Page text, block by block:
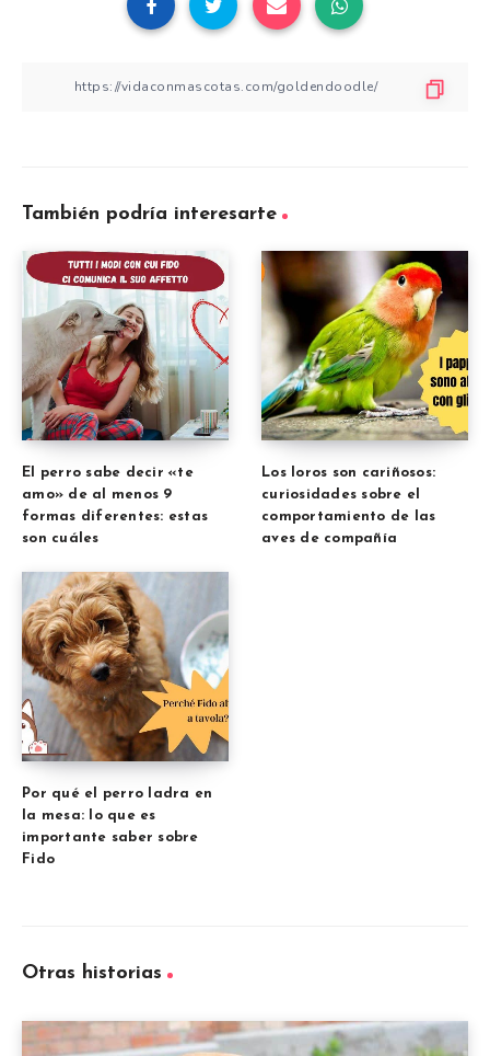
También podría interesarte
El perro sabe decir «te
amo» de al menos 9
formas diferentes: estas
son cuáles
Los loros son cariñosos:
curiosidades sobre el
comportamiento de las
aves de compañía
Por qué el perro ladra en
la mesa: lo que es
importante saber sobre
Fido
Otras historias